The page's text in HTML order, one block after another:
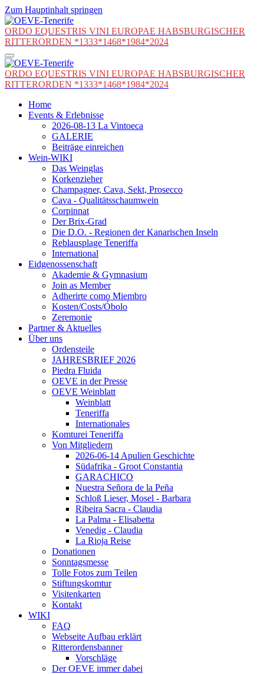
Zum Hauptinhalt springen
ORDO EQUESTRIS VINI EUROPAE HABSBURGISCHER
RITTERORDEN *1333*1468*1984*2024
ORDO EQUESTRIS VINI EUROPAE HABSBURGISCHER
RITTERORDEN *1333*1468*1984*2024
Home
Events & Erlebnisse
2026-08-13 La Vintoeca
GALERIE
Beiträge einreichen
Wein-WIKI
Das Weinglas
Korkenzieher
Champagner, Cava, Sekt, Prosecco
Cava - Qualitätsschaumwein
Corpinnat
Der Brix-Grad
Die D.O. - Regionen der Kanarischen Inseln
Reblausplage Teneriffa
International
Eidgenossenschaft
Akademie & Gymnasium
Join as Member
Adherirte como Miembro
Kosten/Costs/Óbolo
Zeremonie
Partner & Aktuelles
Über uns
Ordensteile
JAHRESBRIEF 2026
Piedra Fluida
OEVE in der Presse
OEVE Weinblatt
Weinblatt
Teneriffa
Internationales
Komturei Teneriffa
Von Mitgliedern
2026-06-14 Apulien Geschichte
Südafrika - Groot Constantia
GARACHICO
Nuestra Señora de la Peña
Schloß Lieser, Mosel - Barbara
Ribeira Sacra - Claudia
La Palma - Elisabetta
Venedig - Claudia
La Rioja Reise
Donationen
Sonntagsmesse
Tolle Fotos zum Teilen
Stiftungskomtur
Visitenkarten
Kontakt
WIKI
FAQ
Webseite Aufbau erklärt
Ritterordensbanner
Vorschläge
Der OEVE immer dabei